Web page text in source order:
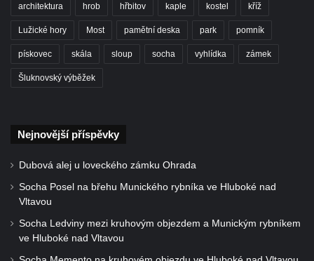
architektura hrob hřbitov kaple kostel kříž
Lužické hory Most pamětní deska park pomník
pískovec skála sloup socha vyhlídka zámek
Šluknovský výběžek
Nejnovější příspěvky
Dubová alej u loveckého zámku Ohrada
Socha Posel na břehu Munického rybníka ve Hluboké nad
Vltavou
Socha Ledviny mezi kruhovým objezdem a Munickým rybníkem
ve Hluboké nad Vltavou